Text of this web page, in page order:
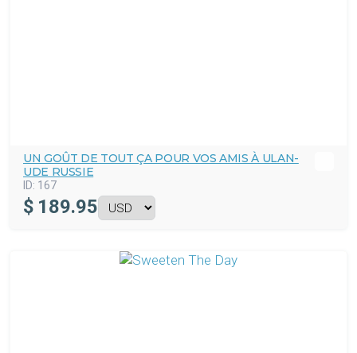
UN GOÛT DE TOUT ÇA POUR VOS AMIS À ULAN-
UDE RUSSIE
ID: 167
$ 189.95